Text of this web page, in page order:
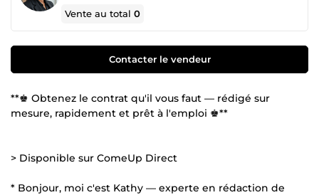
Vente au total0
Contacter le vendeur
**♚ Obtenez le contrat qu'il vous faut — rédigé sur
mesure, rapidement et prêt à l'emploi ♚**
> Disponible sur ComeUp Direct
* Bonjour, moi c'est Kathy — experte en rédaction de